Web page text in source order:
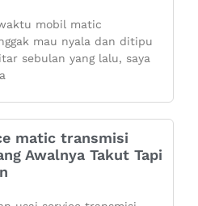
mobil matic
mau nyala dan ditipu
sebulan yang lalu, saya
matic transmisi
Awalnya Takut Tapi